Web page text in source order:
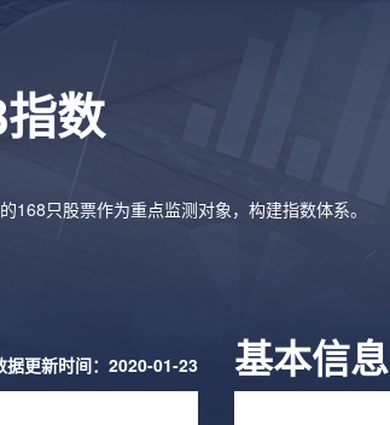
数
只股票作为重点监测对象，构建指数体系。
据更新时间：2020-01-23 基本信息